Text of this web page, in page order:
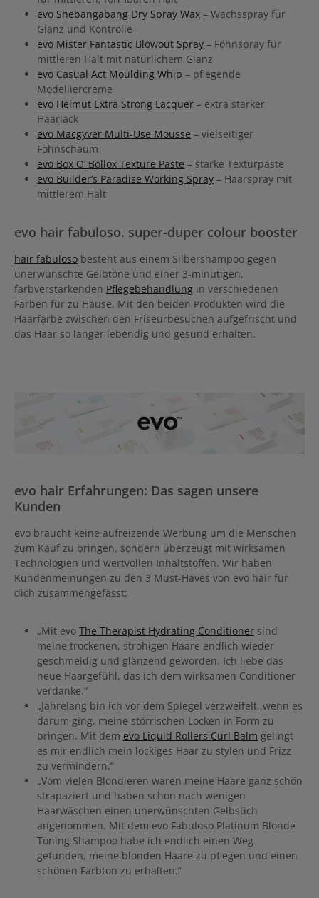
evo Shebangabang Dry Spray Wax – Wachsspray für
Glanz und Kontrolle
evo Mister Fantastic Blowout Spray – Föhnspray für
mittleren Halt mit natürlichem Glanz
evo Casual Act Moulding Whip – pflegende
Modelliercreme
evo Helmut Extra Strong Lacquer – extra starker
Haarlack
evo Macgyver Multi-Use Mousse – vielseitiger
Föhnschaum
evo Box O‘ Bollox Texture Paste – starke Texturpaste
evo Builder’s Paradise Working Spray – Haarspray mit
mittlerem Halt
evo hair fabuloso. super-duper colour booster
hair fabuloso besteht aus einem Silbershampoo gegen
unerwünschte Gelbtöne und einer 3-minütigen,
farbverstärkenden Pflegebehandlung in verschiedenen
Farben für zu Hause. Mit den beiden Produkten wird die
Haarfarbe zwischen den Friseurbesuchen aufgefrischt und
das Haar so länger lebendig und gesund erhalten.
evo hair Erfahrungen: Das sagen unsere
Kunden
evo braucht keine aufreizende Werbung um die Menschen
zum Kauf zu bringen, sondern überzeugt mit wirksamen
Technologien und wertvollen Inhaltstoffen. Wir haben
Kundenmeinungen zu den 3 Must-Haves von evo hair für
dich zusammengefasst:
„Mit evo The Therapist Hydrating Conditioner sind
meine trockenen, strohigen Haare endlich wieder
geschmeidig und glänzend geworden. Ich liebe das
neue Haargefühl, das ich dem wirksamen Conditioner
verdanke.“
„Jahrelang bin ich vor dem Spiegel verzweifelt, wenn es
darum ging, meine störrischen Locken in Form zu
bringen. Mit dem evo Liquid Rollers Curl Balm gelingt
es mir endlich mein lockiges Haar zu stylen und Frizz
zu vermindern.“
„Vom vielen Blondieren waren meine Haare ganz schön
strapaziert und haben schon nach wenigen
Haarwäschen einen unerwünschten Gelbstich
angenommen. Mit dem evo Fabuloso Platinum Blonde
Toning Shampoo habe ich endlich einen Weg
gefunden, meine blonden Haare zu pflegen und einen
schönen Farbton zu erhalten.“